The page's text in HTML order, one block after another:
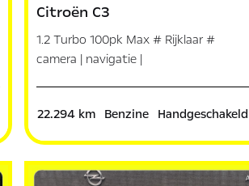
Citroën C3
1.2 Turbo 100pk Max # Rijklaar #
camera | navigatie |
22.294 km Benzine Handgeschakeld